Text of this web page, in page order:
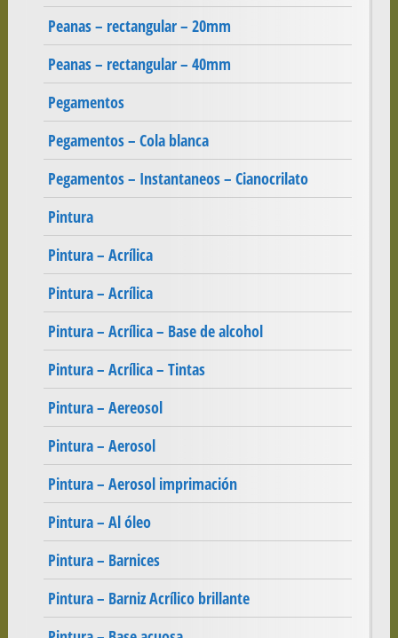
Peanas – rectangular – 20mm
Peanas – rectangular – 40mm
Pegamentos
Pegamentos – Cola blanca
Pegamentos – Instantaneos – Cianocrilato
Pintura
Pintura – Acrílica
Pintura – Acrílica
Pintura – Acrílica – Base de alcohol
Pintura – Acrílica – Tintas
Pintura – Aereosol
Pintura – Aerosol
Pintura – Aerosol imprimación
Pintura – Al óleo
Pintura – Barnices
Pintura – Barniz Acrílico brillante